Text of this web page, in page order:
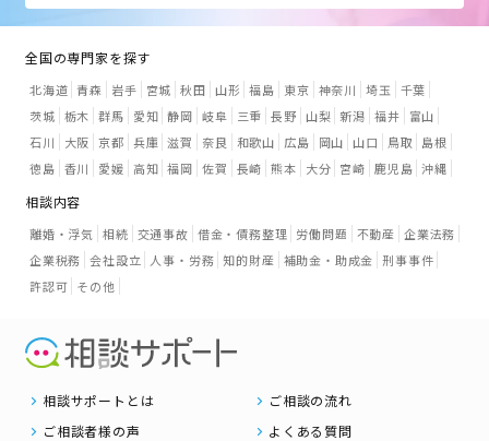
全国の専門家を探す
北海道 青森 岩手 宮城 秋田 山形 福島 東京 神奈川 埼玉
千葉
茨城 栃木 群馬 愛知 静岡 岐阜 三重 長野 山梨 新潟 福井
富山
石川
大阪 京都 兵庫 滋賀 奈良 和歌山 広島 岡山 山口 鳥取
島根
徳島 香川 愛媛 高知 福岡 佐賀 長崎 熊本 大分 宮崎 鹿児島 沖縄
相談内容
離婚・浮気 相続 交通事故 借金・債務整理 労働問題 不動産 企業法務
企業税務 会社設立 人事・労務 知的財産 補助金・助成金 刑事事件
許認可 その他
相談サポートとは
ご相談の流れ
ご相談者様の声
よくある質問